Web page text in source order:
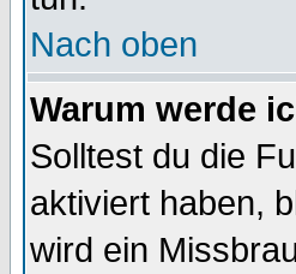
Nach oben
Warum werde
Solltest du die
aktiviert haben,
wird ein